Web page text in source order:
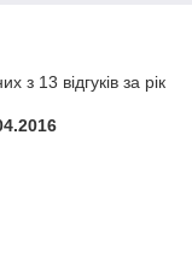
з 13 відгуків за рік